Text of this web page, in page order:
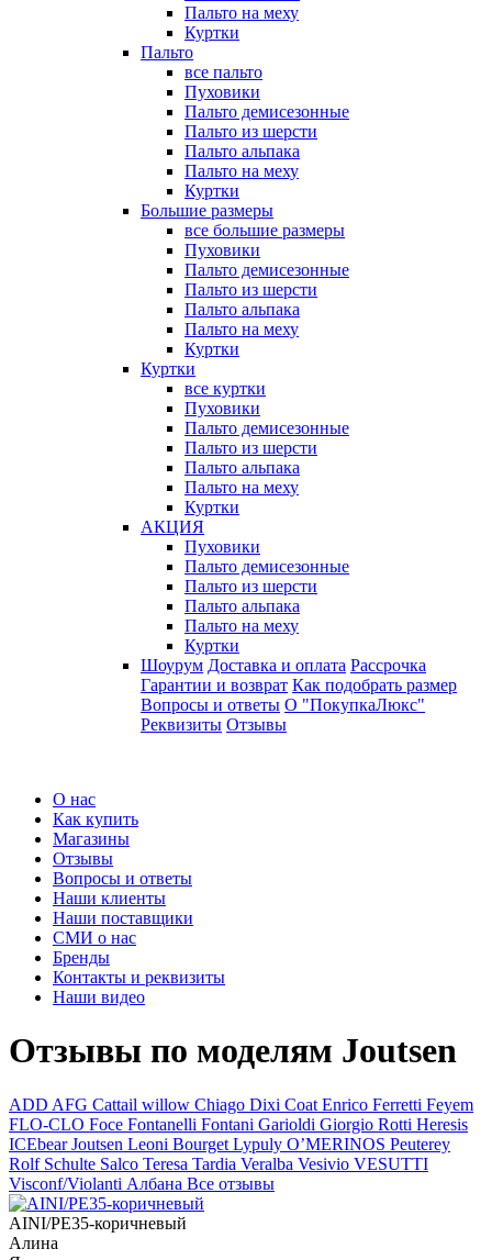
Пальто на меху
Куртки
Пальто
все пальто
Пуховики
Пальто демисезонные
Пальто из шерсти
Пальто альпака
Пальто на меху
Куртки
Большие размеры
все большие размеры
Пуховики
Пальто демисезонные
Пальто из шерсти
Пальто альпака
Пальто на меху
Куртки
Куртки
все куртки
Пуховики
Пальто демисезонные
Пальто из шерсти
Пальто альпака
Пальто на меху
Куртки
АКЦИЯ
Пуховики
Пальто демисезонные
Пальто из шерсти
Пальто альпака
Пальто на меху
Куртки
Шоурум Доставка и оплата Рассрочка
Гарантии и возврат Как подобрать размер
Вопросы и ответы О "ПокупкаЛюкс"
Реквизиты Отзывы
О нас
Как купить
Магазины
Отзывы
Вопросы и ответы
Наши клиенты
Наши поставщики
СМИ о нас
Бренды
Контакты и реквизиты
Наши видео
Отзывы по моделям Joutsen
ADD AFG Cattail willow Chiago Dixi Coat Enrico Ferretti Feyem
FLO-CLO Foce Fontanelli Fontani Garioldi Giorgio Rotti Heresis
ICEbearJoutsen Leoni Bourget Lypuly O’MERINOS Peuterey
Rolf Schulte Salco Teresa Tardia Veralba Vesivio VESUTTI
Visconf/Violanti Албана Все отзывы
AINI/PE35-коричневый
Алина